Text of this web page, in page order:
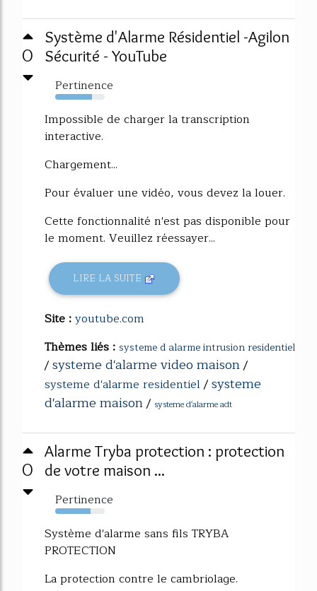
0
Système d'Alarme Résidentiel -Agilon
Sécurité - YouTube
Pertinence
74%
Impossible de charger la transcription
interactive.
Chargement...
Pour évaluer une vidéo, vous devez la louer.
Cette fonctionnalité n'est pas disponible pour
le moment. Veuillez réessayer...
LIRE LA SUITE
Site :youtube.com
Thèmes liés : systeme d alarme intrusion residentiel
/systeme d'alarme video maison/
systeme d'alarme residentiel/systeme
d'alarme maison/ systeme d'alarme adt
0
Alarme Tryba protection : protection
de votre maison ...
Pertinence
72%
Système d'alarme sans fils TRYBA
PROTECTION
La protection contre le cambriolage.